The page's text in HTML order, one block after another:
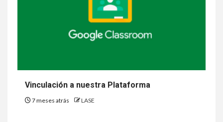
Vinculación a nuestra Plataforma
7 meses atrás LASE